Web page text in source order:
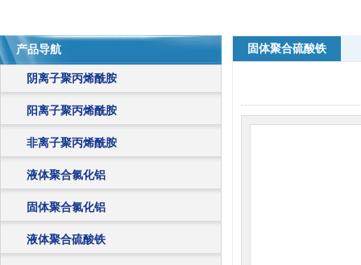
产品导航
阴离子聚丙烯酰胺
阳离子聚丙烯酰胺
非离子聚丙烯酰胺
液体聚合氯化铝
固体聚合氯化铝
液体聚合硫酸铁
固体聚合硫酸铁